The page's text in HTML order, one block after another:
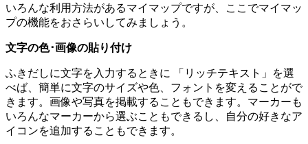
いろんな利用方法があるマイマップですが、ここでマイマッ
プの機能をおさらいしてみましょう。
文字の色･画像の貼り付け
ふきだしに文字を入力するときに 「リッチテキスト」を選
べば、簡単に文字のサイズや色、フォントを変えることがで
きます。画像や写真を掲載することもできます。マーカーも
いろんなマーカーから選ぶこともできるし、自分の好きなア
イコンを追加することもできます。